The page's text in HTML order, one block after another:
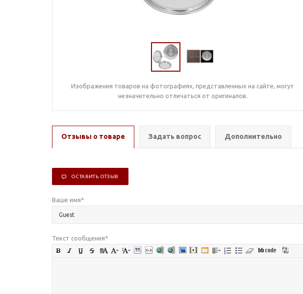
Изображения товаров на фотографиях, представленных на сайте, могут
незначительно отличаться от оригиналов.
Отзывы о товаре Задать вопрос Дополнительно
ОСТАВИТЬ ОТЗЫВ
Ваше имя*
Текст сообщения*